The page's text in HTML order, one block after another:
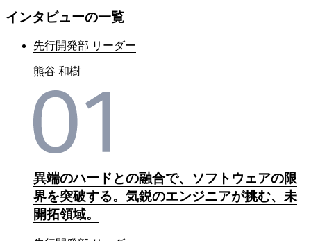
インタビューの一覧
先行開発部 リーダー
熊谷 和樹
異端のハードとの融合で、ソフトウェアの限
界を突破する。気鋭のエンジニアが挑む、未
開拓領域。